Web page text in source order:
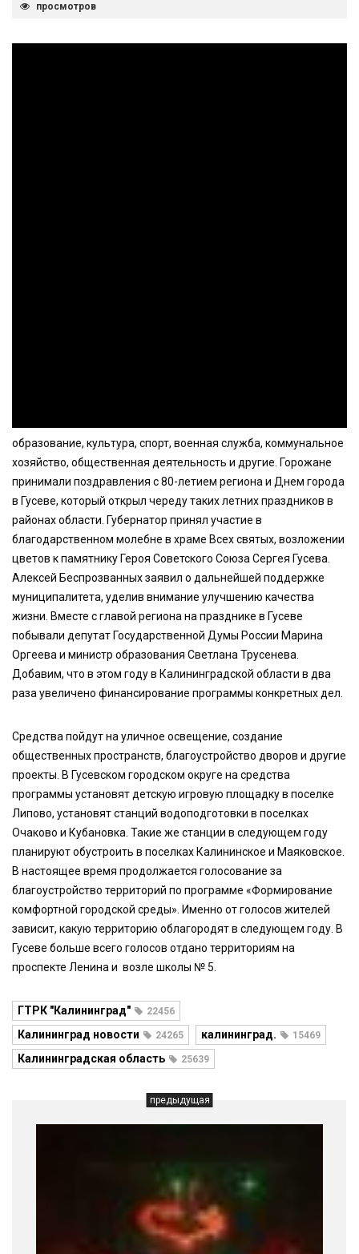
просмотров
образование, культура, спорт, военная служба, коммунальное
хозяйство, общественная деятельность и другие. Горожане
принимали поздравления с 80-летием региона и Днем города
в Гусеве, который открыл череду таких летних праздников в
районах области. Губернатор принял участие в
благодарственном молебне в храме Всех святых, возложении
цветов к памятнику Героя Советского Союза Сергея Гусева.
Алексей Беспрозванных заявил о дальнейшей поддержке
муниципалитета, уделив внимание улучшению качества
жизни. Вместе с главой региона на празднике в Гусеве
побывали депутат Государственной Думы России Марина
Оргеева и министр образования Светлана Трусенева.
Добавим, что в этом году в Калининградской области в два
раза увеличено финансирование программы конкретных дел.
Средства пойдут на уличное освещение, создание
общественных пространств, благоустройство дворов и другие
проекты. В Гусевском городском округе на средства
программы установят детскую игровую площадку в поселке
Липово, установят станций водоподготовки в поселках
Очаково и Кубановка. Такие же станции в следующем году
планируют обустроить в поселках Калининское и Маяковское.
В настоящее время продолжается голосование за
благоустройство территорий по программе «Формирование
комфортной городской среды». Именно от голосов жителей
зависит, какую территорию облагородят в следующем году. В
Гусеве больше всего голосов отдано территориям на
проспекте Ленина и возле школы № 5.
ГТРК "Калининград" 22456
Калининград новости 24265 калининград. 15469
Калининградская область 25639
предыдущая